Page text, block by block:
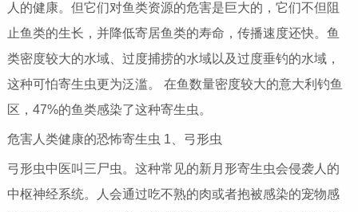
人的健康。但它们对鱼类资源的危害是巨大的，它们不但阻
止鱼类的生长，并降低寄居鱼类的寿命，传播速度还快。鱼
类密度较大的水域、过度捕捞的水域以及过度垂钓的水域，
这种可怕寄生虫更为泛滥。 在鱼数量密度较大的意大利钓鱼
区，47%的鱼类感染了这种寄生虫。
危害人类健康的恐怖寄生虫 1、弓形虫
弓形虫中医叫三尸虫。这种常见的新月形寄生虫会侵袭人的
中枢神经系统。人会通过吃不熟的肉或者抱被感染的宠物感